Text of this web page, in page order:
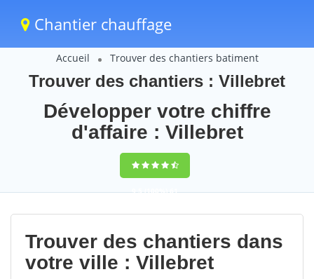
Chantier chauffage
Accueil Trouver des chantiers batiment
Trouver des chantiers : Villebret
Développer votre chiffre
d'affaire : Villebret
9,5(100%)61
votes
Trouver des chantiers dans
votre ville : Villebret